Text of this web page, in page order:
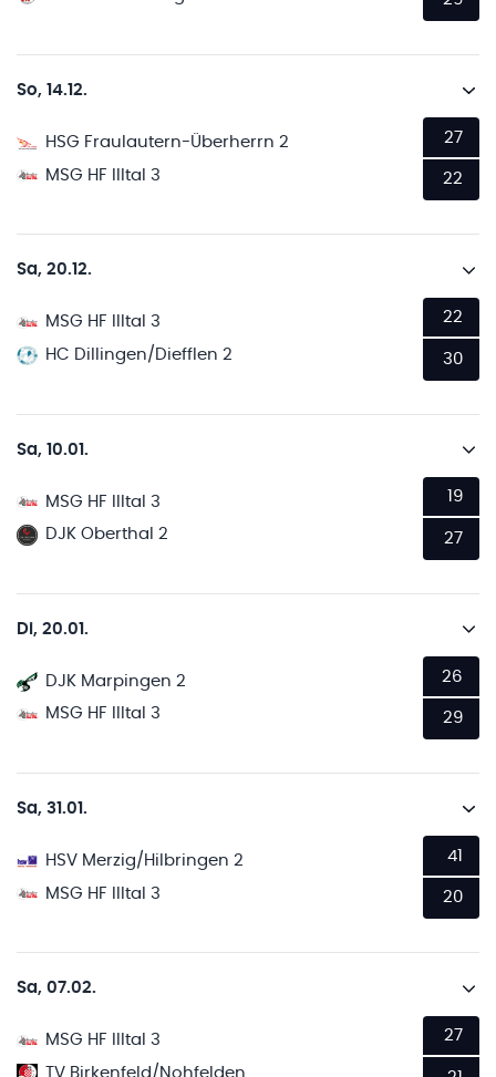
So, 14.12.
HSG Fraulautern-Überherrn 2
MSG HF Illtal 3
27
22
Sa, 20.12.
MSG HF Illtal 3
HC Dillingen/Diefflen 2
22
30
Sa, 10.01.
MSG HF Illtal 3
DJK Oberthal 2
19
27
Di, 20.01.
DJK Marpingen 2
MSG HF Illtal 3
26
29
Sa, 31.01.
HSV Merzig/Hilbringen 2
MSG HF Illtal 3
41
20
Sa, 07.02.
MSG HF Illtal 3
TV Birkenfeld/Nohfelden
27